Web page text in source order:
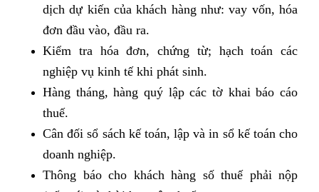
dịch dự kiến của khách hàng như: vay vốn, hóa
đơn đầu vào, đầu ra.
Kiểm tra hóa đơn, chứng từ; hạch toán các
nghiệp vụ kinh tế khi phát sinh.
Hàng tháng, hàng quý lập các tờ khai báo cáo
thuế.
Cân đối sổ sách kế toán, lập và in sổ kế toán cho
doanh nghiệp.
Thông báo cho khách hàng số thuế phải nộp